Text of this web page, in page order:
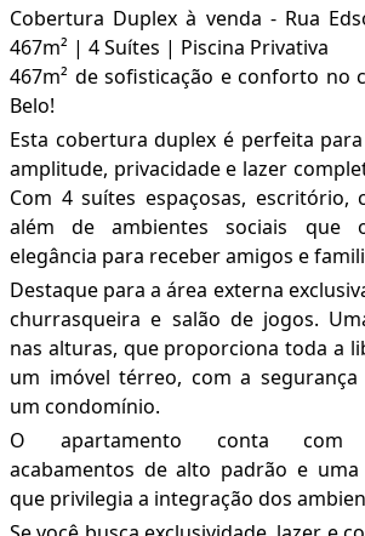
Cobertura Duplex à venda - Rua
467m² | 4 Suítes | Piscina Privativa
467m² de sofisticação e conforto no
Belo!
Esta cobertura duplex é perfeita
amplitude, privacidade e lazer
Com 4 suítes espaçosas, escritório,
além de ambientes sociais que
elegância para receber amigos e
Destaque para a área externa
churrasqueira e salão de jogos.
nas alturas, que proporciona toda a
um imóvel térreo, com a
um condomínio.
O apartamento conta com
acabamentos de alto padrão e
que privilegia a integração dos